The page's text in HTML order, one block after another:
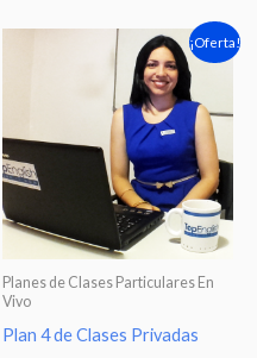
¡Oferta!
Planes de Clases Particulares En
Vivo
Plan 4 de Clases Privadas
original
$400.00.
precio
actual
es:
$299.99.